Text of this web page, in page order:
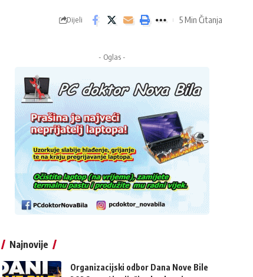
Dijeli 5 Min Čitanja
- Oglas -
Najnovije
Organizacijski odbor Dana Nove Bile